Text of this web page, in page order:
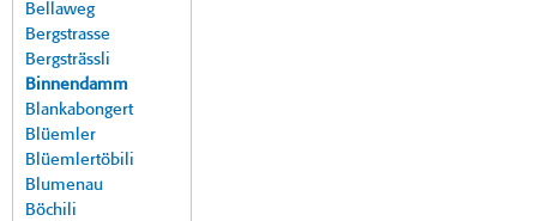
Bellaweg
Bergstrasse
Bergsträssli
Binnendamm
Blankabongert
Blüemler
Blüemlertöbili
Blumenau
Böchili